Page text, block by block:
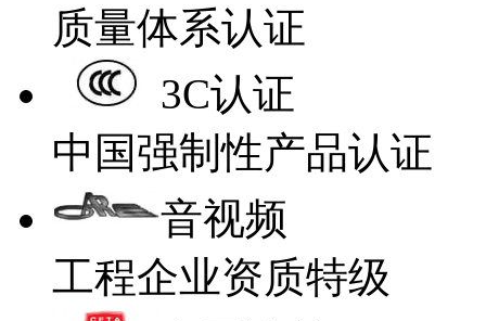
质量体系认证
3C认证
中国强制性产品认证
音视频
工程企业资质特级